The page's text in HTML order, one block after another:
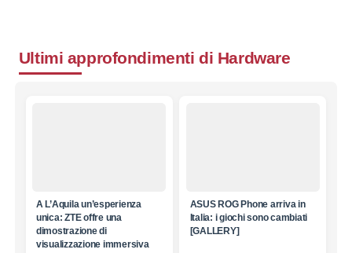
Ultimi approfondimenti di Hardware
A L’Aquila un’esperienza
unica: ZTE offre una
dimostrazione di
visualizzazione immersiva
ASUS ROG Phone arriva in
Italia: i giochi sono cambiati
[GALLERY]